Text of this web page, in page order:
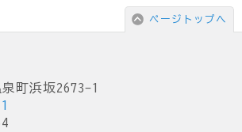
ページトップへ
町浜坂2673-1